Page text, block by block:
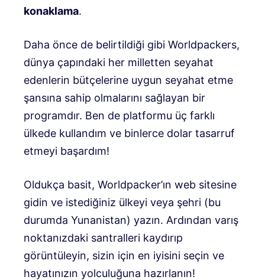
konaklama.
Daha önce de belirtildiği gibi Worldpackers,
dünya çapındaki her milletten seyahat
edenlerin bütçelerine uygun seyahat etme
şansına sahip olmalarını sağlayan bir
programdır. Ben de platformu üç farklı
ülkede kullandım ve binlerce dolar tasarruf
etmeyi başardım!
Oldukça basit, Worldpacker’ın web sitesine
gidin ve istediğiniz ülkeyi veya şehri (bu
durumda Yunanistan) yazın. Ardından varış
noktanızdaki santralleri kaydırıp
görüntüleyin, sizin için en iyisini seçin ve
hayatınızın yolculuğuna hazırlanın!